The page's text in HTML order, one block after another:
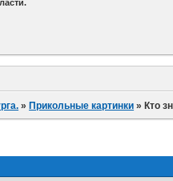
»Прикольные картинки »Кто